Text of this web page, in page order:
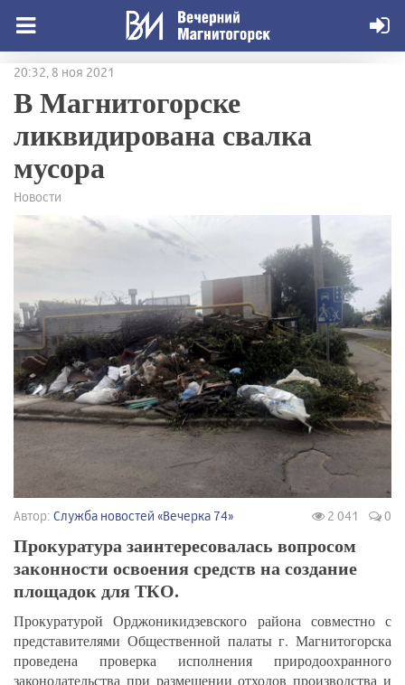
20:32, 8 ноя 2021
В Магнитогорске
ликвидирована свалка
мусора
Новости
Автор: Служба новостей «Вечерка 74» 2 041 0
Прокуратура заинтересовалась вопросом
законности освоения средств на создание
площадок для ТКО.
Прокуратурой Орджоникидзевского района совместно с
представителями Общественной палаты г. Магнитогорска
проведена проверка исполнения природоохранного
законодательства при размещении отходов производства и